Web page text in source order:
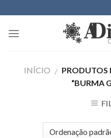
to
content
INÍCIO / PRODUTOS
“BURMA